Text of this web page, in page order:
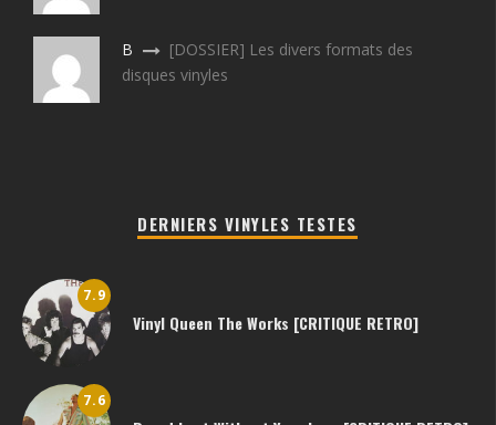
B
[DOSSIER] Les divers formats des
disques vinyles
DERNIERS VINYLES TESTES
7.9
Vinyl Queen The Works [CRITIQUE RETRO]
7.6